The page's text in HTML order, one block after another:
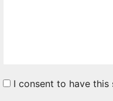
I consent to have this